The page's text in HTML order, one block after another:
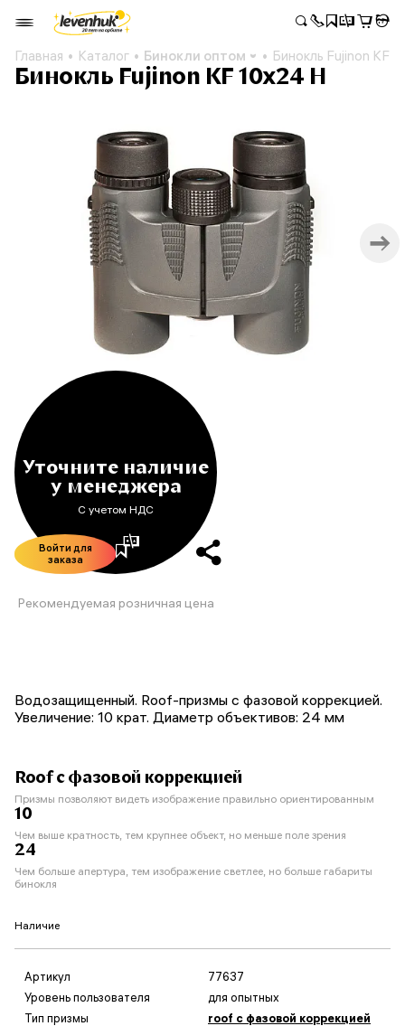
Главная Каталог Бинокли оптом Бинокль Fujinon KF
Бинокль Fujinon KF 10x24 H
Уточните наличие
у менеджера
С учетом НДС
Войти для
заказа
Рекомендуемая розничная цена
Водозащищенный. Roof-призмы с фазовой коррекцией.
Увеличение: 10 крат. Диаметр объективов: 24 мм
Roof с фазовой коррекцией
Призмы позволяют видеть изображение правильно ориентированным
10
Чем выше кратность, тем крупнее объект, но меньше поле зрения
24
Чем больше апертура, тем изображение светлее, но больше габариты
бинокля
Наличие
Артикул
77637
Уровень пользователя
для опытных
Тип призмы
roof с фазовой коррекцией